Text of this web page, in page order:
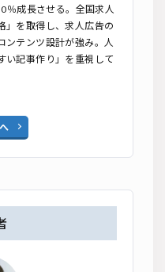
％成長させる。全国求人
」を取得し、求人広告の
ンテンツ設計が強み。人
い記事作り」を重視して